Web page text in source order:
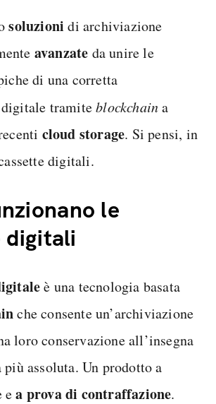
soluzioni di archiviazione
avanzate da unire le
di una corretta
digitale tramiteblockchaina
cloud storage. Si pensi, in
digitali.
le
digitali
è una tecnologia basata
che consente un’archiviazione
loro conservazione all’insegna
assoluta. Un prodotto a
ea prova di contraffazione.